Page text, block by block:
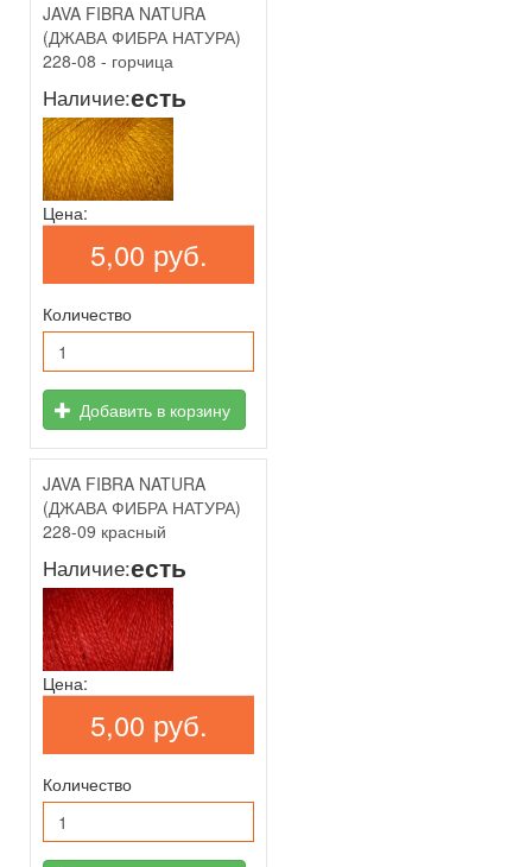
JAVA FIBRA NATURA
(ДЖАВА ФИБРА НАТУРА)
228-08 - горчица
Наличие:есть
Цена:
5,00 руб.
Количество
Добавить в корзину
JAVA FIBRA NATURA
(ДЖАВА ФИБРА НАТУРА)
228-09 красный
Наличие:есть
Цена:
5,00 руб.
Количество